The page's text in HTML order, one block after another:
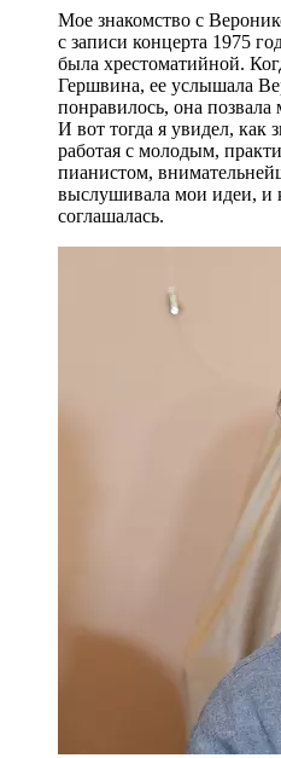
Мое знакомство с
с записи концерта 1975
была хрестоматийной.
Гершвина, ее услышала
понравилось, она позвала
И вот тогда я увидел, как
работая с молодым,
пианистом,
выслушивала мои идеи, и
соглашалась.